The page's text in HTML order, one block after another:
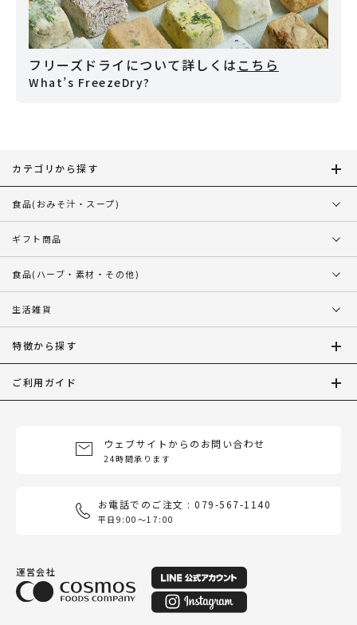
フリーズドライについて詳しくは こちら
What’s FreezeDry?
カテゴリから探す
食品(おみそ汁・スープ)
ギフト商品
食品(ハーブ・素材・その他)
生活雑貨
特徴から探す
ご利用ガイド
ウェブサイトからのお問い合わせ
24時間承ります
お電話でのご注文 : 079-567-1140
平日9:00〜17:00
運営会社